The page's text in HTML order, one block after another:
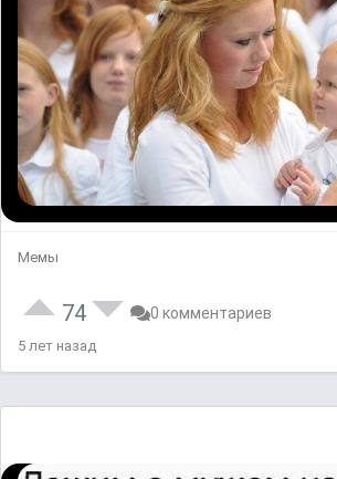
Мемы
74 0 комментариев
5 лет назад